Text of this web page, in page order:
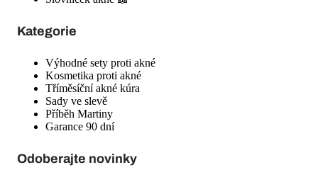
Kategorie
Výhodné sety proti akné
Kosmetika proti akné
Tříměsíční akné kúra
Sady ve slevě
Příběh Martiny
Garance 90 dní
Odoberajte novinky